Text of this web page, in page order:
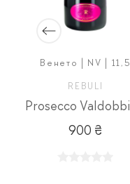
Венето | NV | 11,5
REBULI
900 ₴